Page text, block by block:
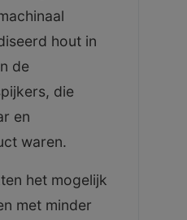
hout in
de
die
en
waren.
het mogelijk
met minder